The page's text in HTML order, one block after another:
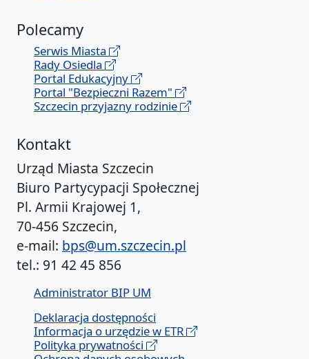
Polecamy
Serwis Miasta
Rady Osiedla
Portal Edukacyjny
Portal "Bezpieczni Razem"
Szczecin przyjazny rodzinie
Kontakt
Urząd Miasta Szczecin
Biuro Partycypacji Społecznej
Pl. Armii Krajowej 1,
70-456 Szczecin,
e-mail: bps@um.szczecin.pl
tel.: 91 42 45 856
Administrator BIP UM
Deklaracja dostępności
Informacja o urzędzie w ETR
Polityka prywatności